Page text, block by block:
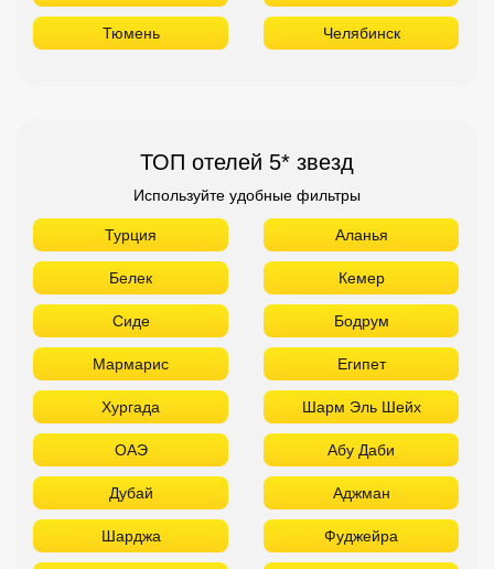
Тюмень Челябинск
ТОП отелей 5* звезд
Используйте удобные фильтры
Турция Аланья
Белек Кемер
Сиде Бодрум
Мармарис Египет
Хургада Шарм Эль Шейх
ОАЭ Абу Даби
Дубай Аджман
Шарджа Фуджейра